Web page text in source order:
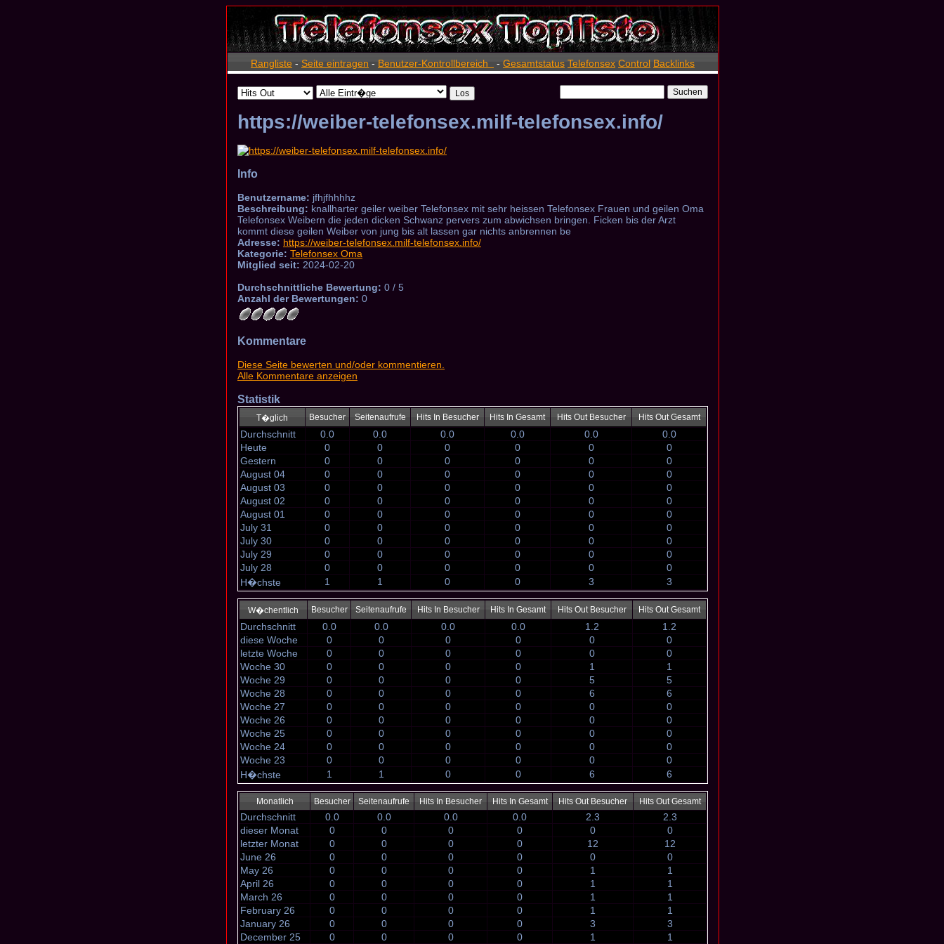
Rangliste - Seite eintragen - Benutzer-Kontrollbereich - Gesamtstatus Telefonsex Control Backlinks
https://weiber-telefonsex.milf-telefonsex.info/
Info
Benutzername: jfhjfhhhhz
Beschreibung: knallharter geiler weiber Telefonsex mit sehr heissen Telefonsex Frauen und geilen Oma
Telefonsex Weibern die jeden dicken Schwanz pervers zum abwichsen bringen. Ficken bis der Arzt
kommt diese geilen Weiber von jung bis alt lassen gar nichts anbrennen be
Adresse: https://weiber-telefonsex.milf-telefonsex.info/
Kategorie: Telefonsex Oma
Mitglied seit: 2024-02-20
Durchschnittliche Bewertung: 0 / 5
Anzahl der Bewertungen: 0
Kommentare
Diese Seite bewerten und/oder kommentieren.
Alle Kommentare anzeigen
Statistik
T�glich Besucher Seitenaufrufe Hits In Besucher Hits In Gesamt Hits Out Besucher Hits Out Gesamt
Durchschnitt 0.0 0.0 0.0 0.0 0.0
0.0
Heute
0 0 0 0 0
0
Gestern
0 0 0 0 0
0
August 04
0 0 0 0 0
0
August 03
0 0 0 0 0
0
August 02
0 0 0 0 0
0
August 01
0 0 0 0 0
0
July 31
0 0 0 0 0
0
July 30
0 0 0 0 0
0
July 29
0 0 0 0 0
0
July 28
0 0 0 0 0
0
H�chste
1 1 0 0 3 3
W�chentlich Besucher Seitenaufrufe Hits In Besucher Hits In Gesamt Hits Out Besucher Hits Out Gesamt
Durchschnitt 0.0 0.0 0.0 0.0 1.2
1.2
diese Woche
0 0 0 0 0
0
letzte Woche
0 0 0 0 0
0
Woche 30
0 0 0 0 1
1
Woche 29
0 0 0 0 5
5
Woche 28
0 0 0 0 6
6
Woche 27
0 0 0 0 0
0
Woche 26
0 0 0 0 0
0
Woche 25
0 0 0 0 0
0
Woche 24
0 0 0 0 0
0
Woche 23
0 0 0 0 0
0
H�chste
1 1 0 0 6 6
Monatlich Besucher Seitenaufrufe Hits In Besucher Hits In Gesamt Hits Out Besucher Hits Out Gesamt
Durchschnitt 0.0 0.0 0.0 0.0 2.3
2.3
dieser Monat
0 0 0 0 0
0
letzter Monat
0 0 0 0 12
12
June 26
0 0 0 0 0
0
May 26
0 0 0 0 1
1
April 26
0 0 0 0 1
1
March 26
0 0 0 0 1
1
February 26
0 0 0 0 1
1
January 26
0 0 0 0 3
3
December 25
0 0 0 0 1 1